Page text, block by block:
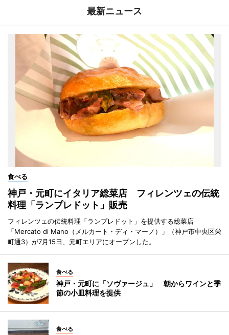
最新ニュース
食べる
神戸・元町にイタリア総菜店 フィレンツェの伝統
料理「ランプレドット」販売
フィレンツェの伝統料理「ランプレドット」を提供する総菜店
「Mercato di Mano（メルカート・ディ・マーノ）」（神戸市中央区栄
町通3）が7月15日、元町エリアにオープンした。
食べる
神戸・元町に「ソヴァージュ」 朝からワインと季
節の小皿料理を提供
食べる